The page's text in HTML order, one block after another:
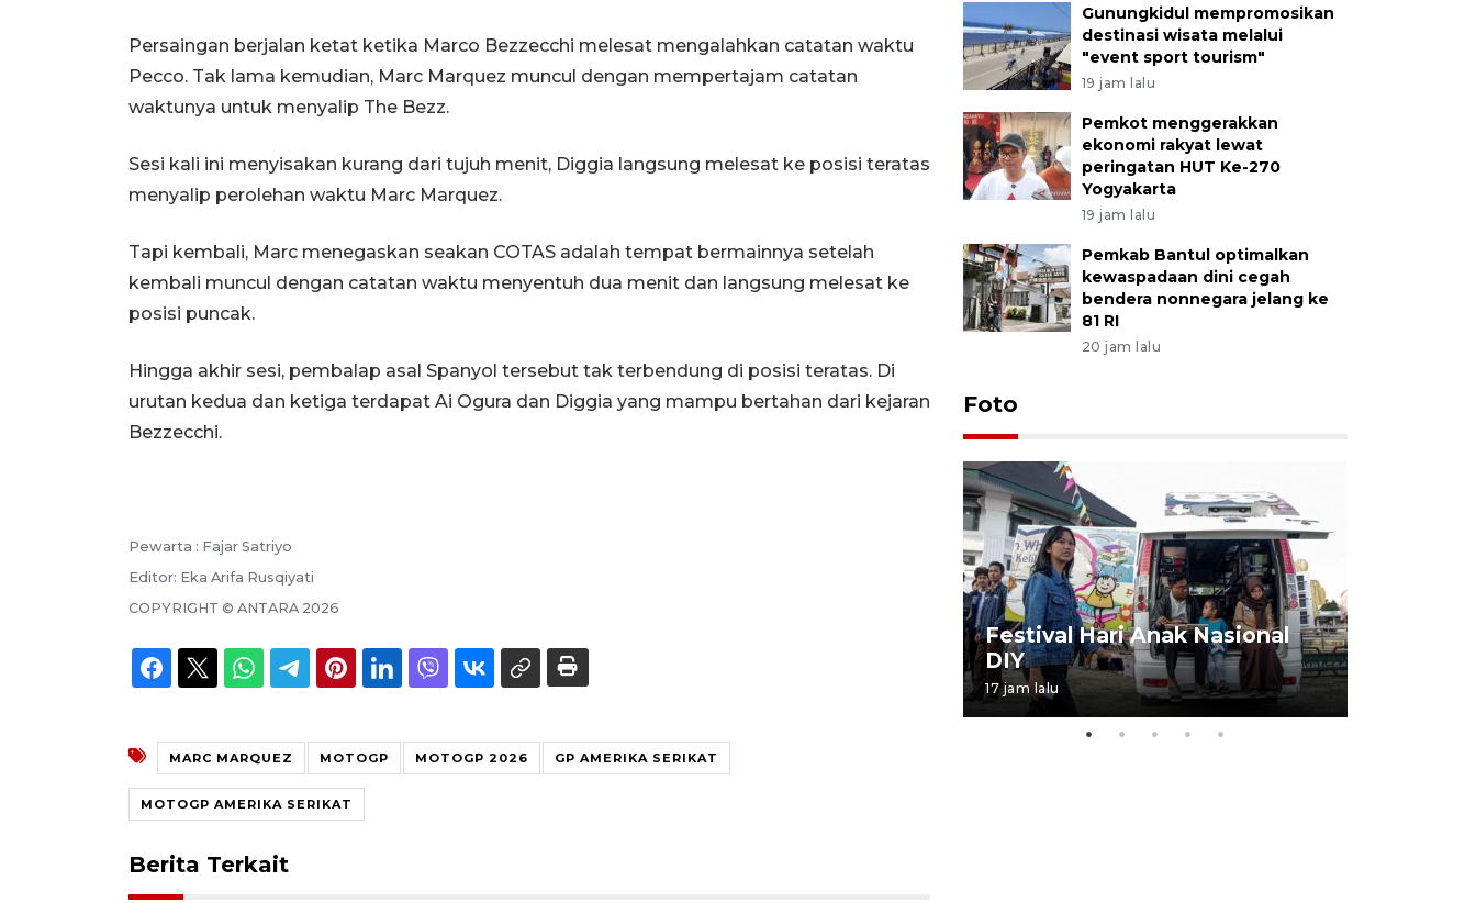
Persaingan berjalan ketat ketika Marco Bezzecchi melesat mengalahkan catatan waktu
Pecco. Tak lama kemudian, Marc Marquez muncul dengan mempertajam catatan
waktunya untuk menyalip The Bezz.
Sesi kali ini menyisakan kurang dari tujuh menit, Diggia langsung melesat ke posisi teratas
menyalip perolehan waktu Marc Marquez.
Tapi kembali, Marc menegaskan seakan COTAS adalah tempat bermainnya setelah
kembali muncul dengan catatan waktu menyentuh dua menit dan langsung melesat ke
posisi puncak.
Hingga akhir sesi, pembalap asal Spanyol tersebut tak terbendung di posisi teratas. Di
urutan kedua dan ketiga terdapat Ai Ogura dan Diggia yang mampu bertahan dari kejaran
Bezzecchi.
Pewarta : Fajar Satriyo
Editor: Eka Arifa Rusqiyati
COPYRIGHT © ANTARA 2026
MARC MARQUEZ MOTOGP MOTOGP 2026 GP AMERIKA SERIKAT
MOTOGP AMERIKA SERIKAT
Berita Terkait
Gunungkidul mempromosikan
destinasi wisata melalui
"event sport tourism"
19 jam lalu
Pemkot menggerakkan
ekonomi rakyat lewat
peringatan HUT Ke-270
Yogyakarta
19 jam lalu
Pemkab Bantul optimalkan
kewaspadaan dini cegah
bendera nonnegara jelang ke
81 RI
20 jam lalu
Foto
Festival Hari Anak Nasional
DIY
17 jam lalu